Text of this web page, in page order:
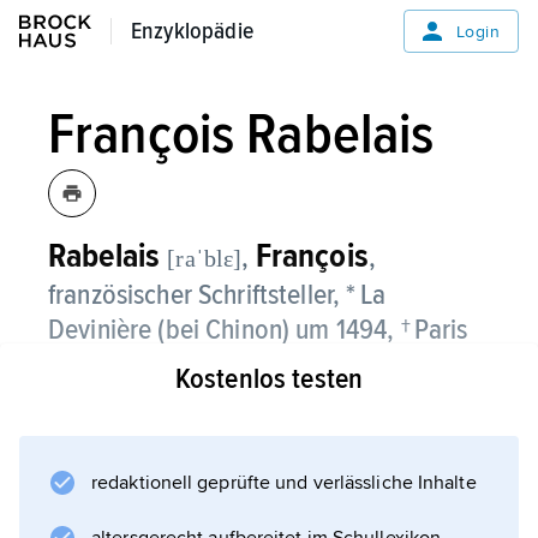
Enzyklopädie
Enzyklopädie Login
François Rabelais
Rabelais [raˈblε], François,
französischer Schriftsteller, * La
Devinière (bei Chinon) um 1494, † Paris
wegen seiner Studien antiker (v. a.
Kostenlos testen
redaktionell geprüfte und verlässliche Inhalte